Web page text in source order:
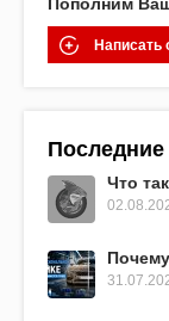
Написать
Последние
Что